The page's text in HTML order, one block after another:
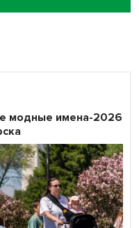
модные имена-2026